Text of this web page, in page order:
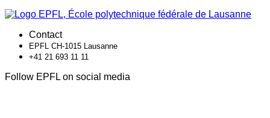
Contact
EPFL CH-1015 Lausanne
+41 21 693 11 11
Follow EPFL on social media